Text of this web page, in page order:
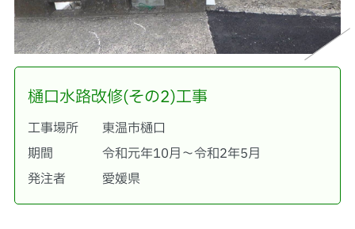
樋口水路改修(その2)工事
工事場所
東温市樋口
期間
令和元年10月～令和2年5月
発注者
愛媛県